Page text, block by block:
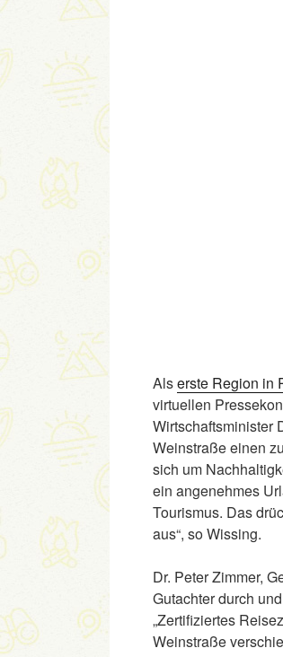
Alserste Region in
virtuellen
Wirtschaftsminister
Weinstraße einen
sich um
ein angenehmes
Tourismus. Das
aus“, so Wissing.
Dr. Peter Zimmer,
Gutachter durch
„Zertifiziertes
Weinstraße